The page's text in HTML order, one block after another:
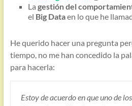
La gestión del
el Big Dataen lo que he
He querido hacer una pregunta
tiempo, no me han concedido la
para hacerla:
Estoy de acuerdo en que uno de los